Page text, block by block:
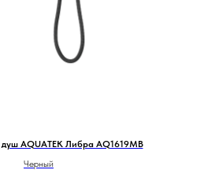
душ AQUATEK Либра AQ1619MB
Черный